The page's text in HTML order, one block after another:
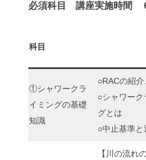
必須科目 講座実施時間
科目
①シャワークラ
イミングの基礎
知識
○RACの紹
○シャワーク
グとは
○中止基準と
【川の流れ